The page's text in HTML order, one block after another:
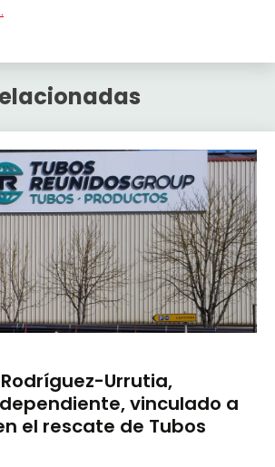
Urrutia,
vinculado a
el rescate de Tubos